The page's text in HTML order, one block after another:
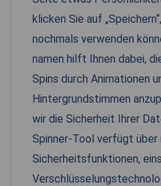
klicken Sie auf
nochmals verwenden
namen hilft Ihnen dabei,
Spins durch Animationen
Hintergrundstimmen
wir die Sicherheit Ihrer
Spinner-Tool verfügt über
Sicherheitsfunktionen,